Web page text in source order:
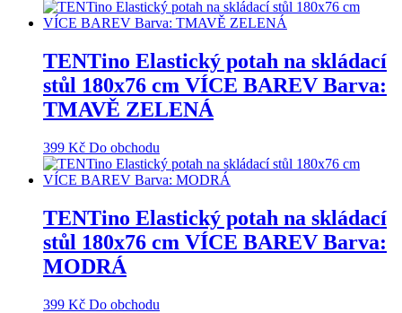
TENTino Elastický potah na skládací
stůl 180x76 cm VÍCE BAREV Barva:
TMAVĚ ZELENÁ
399 Kč Do obchodu
TENTino Elastický potah na skládací
stůl 180x76 cm VÍCE BAREV Barva:
MODRÁ
399 Kč Do obchodu